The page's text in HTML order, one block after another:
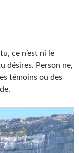
ce n’est ni le
désires. Person ne,
témoins ou des